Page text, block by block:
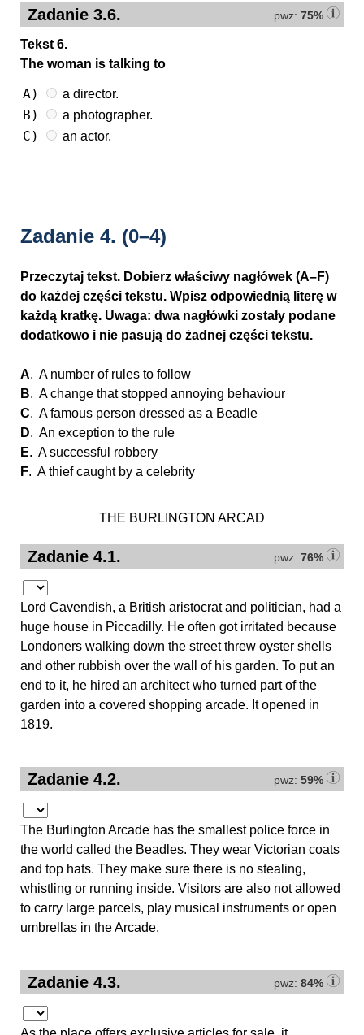
pwz: 75%
Zadanie 3.6.
Tekst 6.
The woman is talking to
A) a director.
B) a photographer.
C) an actor.
Zadanie 4. (0–4)
Przeczytaj tekst. Dobierz właściwy nagłówek (A–F)
do każdej części tekstu. Wpisz odpowiednią literę w
każdą kratkę. Uwaga: dwa nagłówki zostały podane
dodatkowo i nie pasują do żadnej części tekstu.
A. A number of rules to follow
B. A change that stopped annoying behaviour
C. A famous person dressed as a Beadle
D. An exception to the rule
E. A successful robbery
F. A thief caught by a celebrity
THE BURLINGTON ARCAD
pwz: 76%
Zadanie 4.1.
Lord Cavendish, a British aristocrat and politician, had a
huge house in Piccadilly. He often got irritated because
Londoners walking down the street threw oyster shells
and other rubbish over the wall of his garden. To put an
end to it, he hired an architect who turned part of the
garden into a covered shopping arcade. It opened in
1819.
pwz: 59%
Zadanie 4.2.
The Burlington Arcade has the smallest police force in
the world called the Beadles. They wear Victorian coats
and top hats. They make sure there is no stealing,
whistling or running inside. Visitors are also not allowed
to carry large parcels, play musical instruments or open
umbrellas in the Arcade.
pwz: 84%
Zadanie 4.3.